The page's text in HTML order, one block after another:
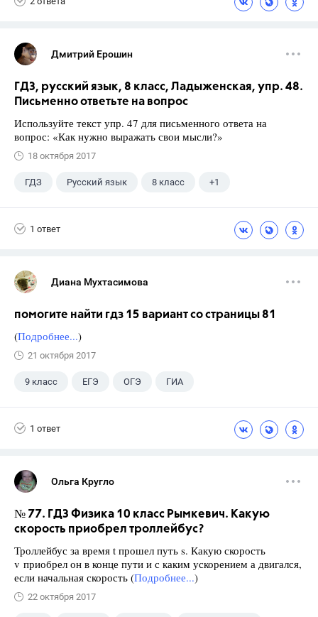
Дмитрий Ерошин
ГДЗ, русский язык, 8 класс, Ладыженская, упр. 48.
Письменно ответьте на вопрос
Используйте текст упр. 47 для письменного ответа на
вопрос: «Как нужно выражать свои мысли?»
18 октября 2017
ГДЗ Русский язык 8 класс +1
1 ответ
Диана Мухтасимова
помогите найти гдз 15 вариант со страницы 81
(Подробнее...)
21 октября 2017
9 класс ЕГЭ ОГЭ ГИА
1 ответ
Ольга Кругло
№ 77. ГДЗ Физика 10 класс Рымкевич. Какую
скорость приобрел троллейбус?
Троллейбус за время t прошел путь s. Какую скорость
v приобрел он в конце пути и с каким ускорением а двигался,
если начальная скорость (Подробнее...)
22 октября 2017